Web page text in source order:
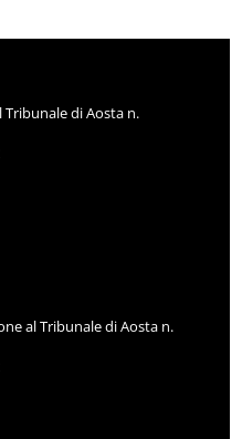
di Aosta n.
al Tribunale di Aosta n.